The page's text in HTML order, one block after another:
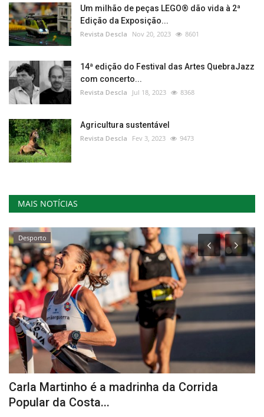
Um milhão de peças LEGO® dão vida à 2ª
Edição da Exposição...
Revista Descla Nov 20, 2023 8601
14ª edição do Festival das Artes QuebraJazz
com concerto...
Revista Descla Jul 18, 2023 8368
Agricultura sustentável
Revista Descla Fev 3, 2023 9473
MAIS NOTÍCIAS
Desporto
Carla Martinho é a madrinha da Corrida
Popular da Costa...